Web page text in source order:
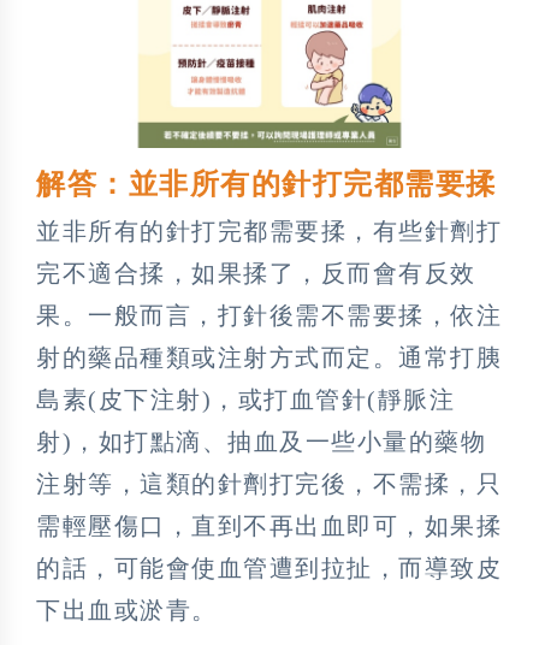
解答：並非所有的針打完都需要揉
並非所有的針打完都需要揉，有些針劑打
完不適合揉，如果揉了，反而會有反效
果。一般而言，打針後需不需要揉，依注
射的藥品種類或注射方式而定。通常打胰
島素(皮下注射)，或打血管針(靜脈注
射)，如打點滴、抽血及一些小量的藥物
注射等，這類的針劑打完後，不需揉，只
需輕壓傷口，直到不再出血即可，如果揉
的話，可能會使血管遭到拉扯，而導致皮
下出血或淤青。